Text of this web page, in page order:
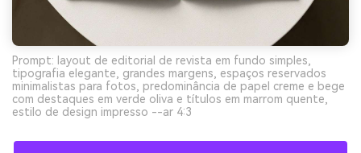
Prompt: layout de editorial de revista em fundo simples,
tipografia elegante, grandes margens, espaços reservados
minimalistas para fotos, predominância de papel creme e bege
com destaques em verde oliva e títulos em marrom quente,
estilo de design impresso --ar 4:3